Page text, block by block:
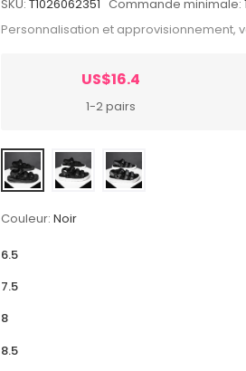
SKU: T1026062351 Commande minimale: 1
Personnalisation et approvisionnement,
US$16.4
1-2 pairs
Couleur: Noir
6.5
7.5
8
8.5